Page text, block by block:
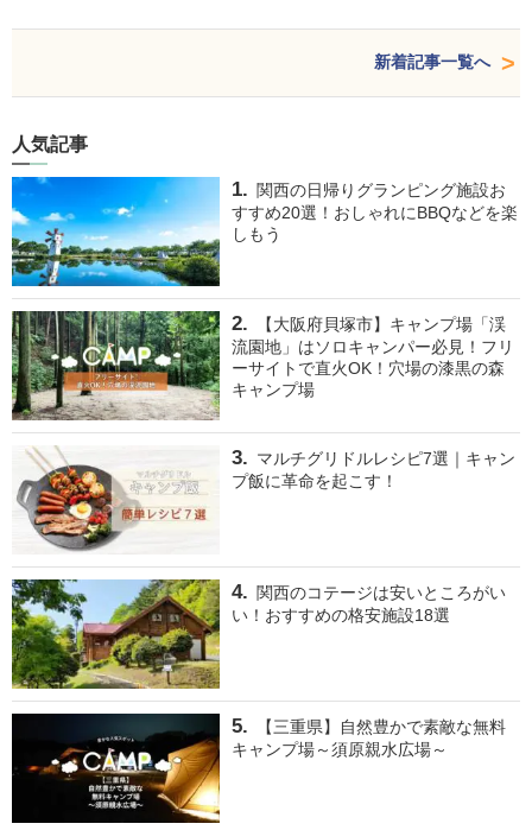
新着記事一覧へ
人気記事
関西の日帰りグランピング施設お
すすめ20選！おしゃれにBBQなどを楽
しもう
【大阪府貝塚市】キャンプ場「渓
流園地」はソロキャンパー必見！フリ
ーサイトで直火OK！穴場の漆黒の森
キャンプ場
マルチグリドルレシピ7選｜キャン
プ飯に革命を起こす！
関西のコテージは安いところがい
い！おすすめの格安施設18選
【三重県】自然豊かで素敵な無料
キャンプ場～須原親水広場～